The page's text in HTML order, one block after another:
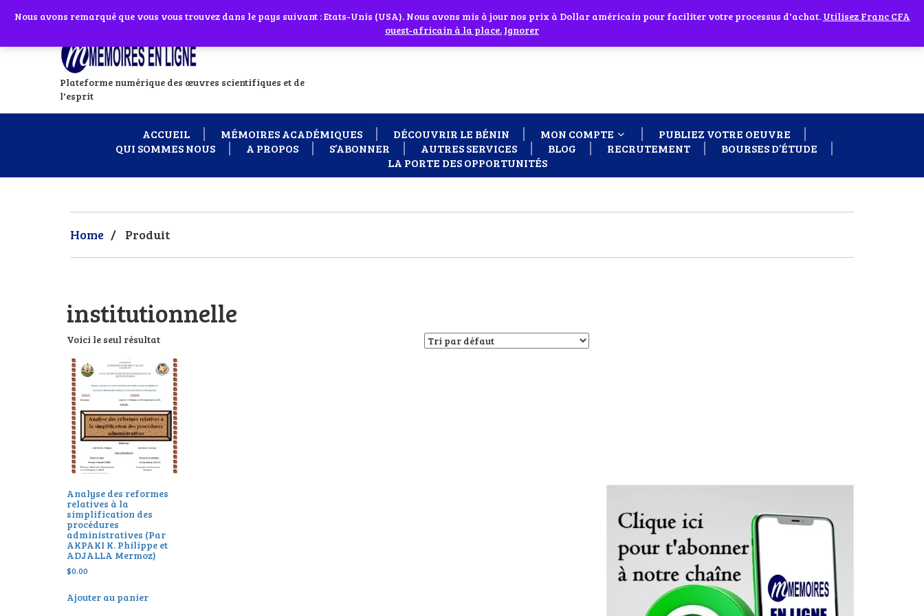
Abonnes toi à notre chaîne WhatsApp en cliquant sur l'icône en face
Plateforme numérique des œuvres scientifiques et de
l'esprit
ACCUEIL MÉMOIRES ACADÉMIQUES DÉCOUVRIR LE BÉNIN MON COMPTE
PUBLIEZ VOTRE OEUVRE
QUI SOMMES NOUS
A PROPOS S’ABONNER AUTRES SERVICES BLOG RECRUTEMENT
BOURSES D’ÉTUDE
LA PORTE DES OPPORTUNITÉS
Home / Produit
institutionnelle
Voici le seul résultat
Analyse des reformes
relatives à la
simplification des
procédures
administratives (Par
AKPAKI K. Philippe et
ADJALLA Mermoz)
$0.00
Ajouter au panier
Si vous avez besoin d'assistance Contactez-nous par WhatsApp au +229 01 95 33 60 26 Ignorer
Nous avons remarqué que vous vous trouvez dans le pays suivant : Etats-Unis (USA). Nous avons mis à jour nos prix à Dollar américain pour faciliter votre processus d'achat. Utilisez Franc CFA
ouest-africain à la place. Ignorer